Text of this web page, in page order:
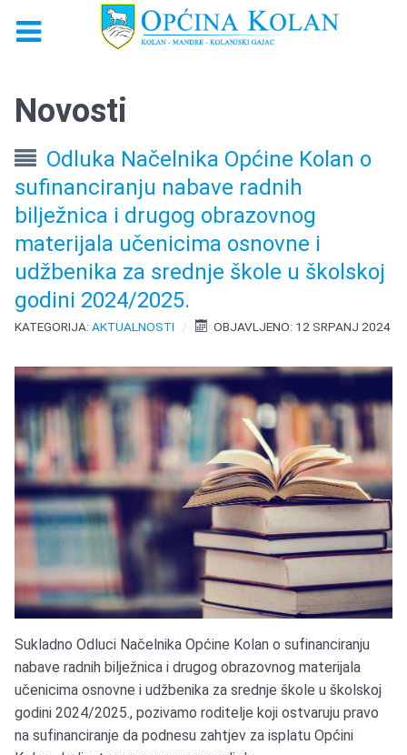
Novosti
Odluka Načelnika Općine Kolan o
sufinanciranju nabave radnih
bilježnica i drugog obrazovnog
materijala učenicima osnovne i
udžbenika za srednje škole u školskoj
godini 2024/2025.
KATEGORIJA:AKTUALNOSTI OBJAVLJENO: 12 SRPANJ 2024
Sukladno Odluci Načelnika Općine Kolan o sufinanciranju
nabave radnih bilježnica i drugog obrazovnog materijala
učenicima osnovne i udžbenika za srednje škole u školskoj
godini 2024/2025., pozivamo roditelje koji ostvaruju pravo
na sufinanciranje da podnesu zahtjev za isplatu Općini